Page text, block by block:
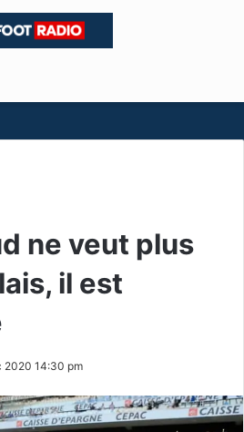
ne veut plus
il est
2020 14:30 pm